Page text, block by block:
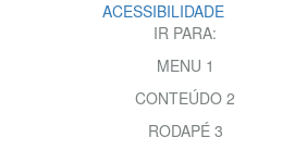
ACESSIBILIDADE
IR PARA:
MENU 1
CONTEÚDO 2
RODAPÉ 3